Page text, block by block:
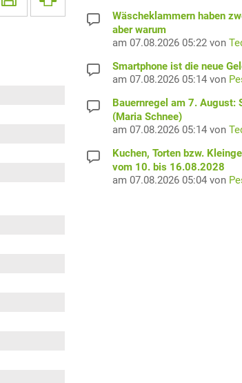
Wäscheklammern haben
aber warum
am 07.08.2026 05:22 von
Smartphone ist die neue
am 07.08.2026 05:14 von
Bauernregel am 7. August:
(Maria Schnee)
am 07.08.2026 05:14 von
Kuchen, Torten bzw.
vom 10. bis 16.08.2028
am 07.08.2026 05:04 von